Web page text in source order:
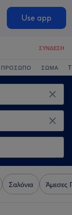
Use app
ΣΎΝΔΕΣΗ
ΠΡΌΣΩΠΟ ΣΏΜΑ
Σαλόνια Άμεσες